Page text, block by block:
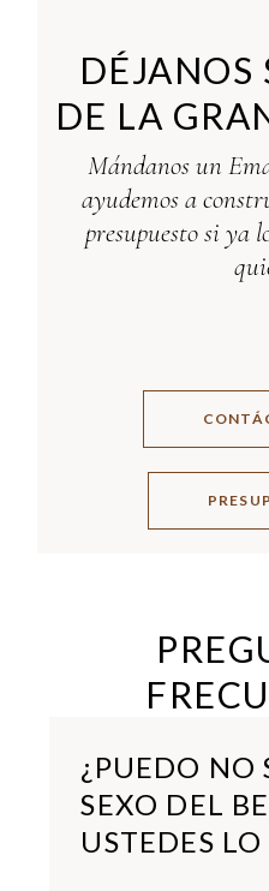
DÉJANOS
DE LA
Mándanos un
ayudemos a
presupuesto si ya
¿PUEDO NO
SEXO DEL
USTEDES LO